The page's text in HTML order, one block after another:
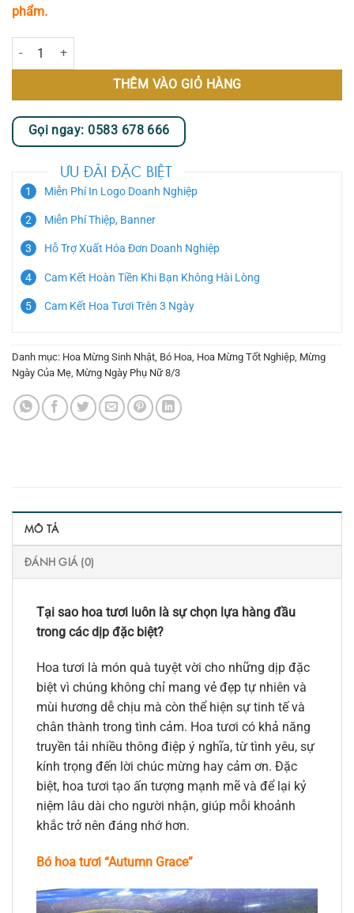
phẩm.
Autumn Grace số lượng
THÊM VÀO GIỎ HÀNG
Gọi ngay: 0583 678 666
ƯU ĐÃI ĐẶC BIỆT
Miễn Phí In Logo Doanh Nghiệp
Miễn Phí Thiệp, Banner
Hỗ Trợ Xuất Hóa Đơn Doanh Nghiệp
Cam Kết Hoàn Tiền Khi Bạn Không Hài Lòng
Cam Kết Hoa Tươi Trên 3 Ngày
Danh mục: Hoa Mừng Sinh Nhật Bó Hoa Hoa Mừng Tốt Nghiệp Mừng
Ngày Của Mẹ Mừng Ngày Phụ Nữ 8/3
MÔ TẢ
ĐÁNH GIÁ (0)
Tại sao hoa tươi luôn là sự chọn lựa hàng đầu
trong các dịp đặc biệt?
Hoa tươi là món quà tuyệt vời cho những dịp đặc
biệt vì chúng không chỉ mang vẻ đẹp tự nhiên và
mùi hương dễ chịu mà còn thể hiện sự tinh tế và
chân thành trong tình cảm. Hoa tươi có khả năng
truyền tải nhiều thông điệp ý nghĩa, từ tình yêu, sự
kính trọng đến lời chúc mừng hay cảm ơn. Đặc
biệt, hoa tươi tạo ấn tượng mạnh mẽ và để lại kỷ
niệm lâu dài cho người nhận, giúp mỗi khoảnh
khắc trở nên đáng nhớ hơn.
Bó hoa tươi “Autumn Grace”